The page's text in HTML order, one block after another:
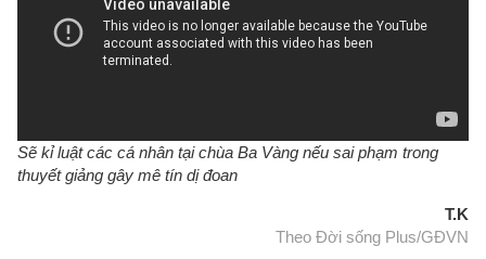
Sẽ kỉ luật các cá nhân tại chùa Ba Vàng nếu sai phạm trong
thuyết giảng gây mê tín dị đoan
T.K
Theo Đời sống Plus/GĐVN